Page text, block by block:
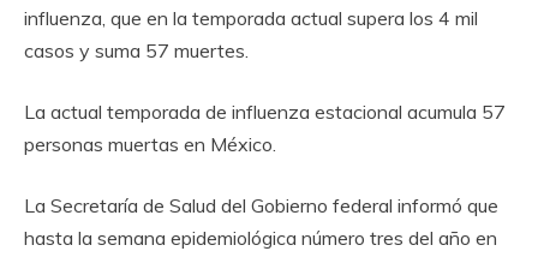
influenza, que en la temporada actual supera los 4 mil
casos y suma 57 muertes.
La actual temporada de influenza estacional acumula 57
personas muertas en México.
La Secretaría de Salud del Gobierno federal informó que
hasta la semana epidemiológica número tres del año en